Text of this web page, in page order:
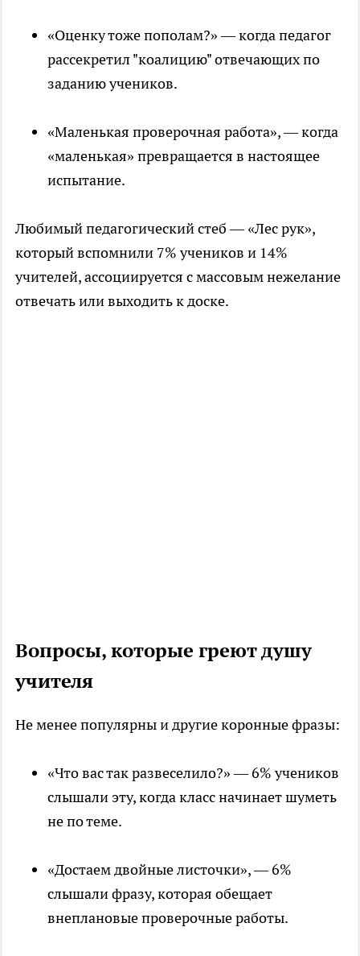
«Оценку тоже пополам?» — когда педагог
рассекретил "коалицию" отвечающих по
заданию учеников.
«Маленькая проверочная работа», — когда
«маленькая» превращается в настоящее
испытание.
Любимый педагогический стеб — «Лес рук»,
который вспомнили 7% учеников и 14%
учителей, ассоциируется с массовым нежелание
отвечать или выходить к доске.
Вопросы, которые греют душу
учителя
Не менее популярны и другие коронные фразы:
«Что вас так развеселило?» — 6% учеников
слышали эту, когда класс начинает шуметь
не по теме.
«Достаем двойные листочки», — 6%
слышали фразу, которая обещает
внеплановые проверочные работы.